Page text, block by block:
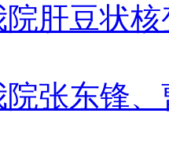
肝豆状
张东锋